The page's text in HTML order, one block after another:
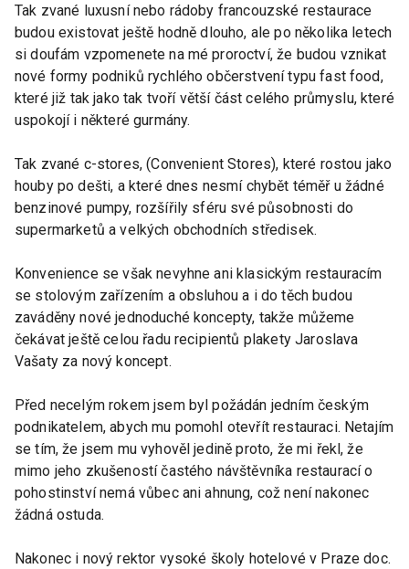
Tak zvané luxusní nebo rádoby francouzské restaurace
budou existovat ještě hodně dlouho, ale po několika letech
si doufám vzpomenete na mé proroctví, že budou vznikat
nové formy podniků rychlého občerstvení typu fast food,
které již tak jako tak tvoří větší část celého průmyslu, které
uspokojí i některé gurmány.
Tak zvané c-stores, (Convenient Stores), které rostou jako
houby po dešti, a které dnes nesmí chybět téměř u žádné
benzinové pumpy, rozšířily sféru své působnosti do
supermarketů a velkých obchodních středisek.
Konvenience se však nevyhne ani klasickým restauracím
se stolovým zařízením a obsluhou a i do těch budou
zaváděny nové jednoduché koncepty, takže můžeme
čekávat ještě celou řadu recipientů plakety Jaroslava
Vašaty za nový koncept.
Před necelým rokem jsem byl požádán jedním českým
podnikatelem, abych mu pomohl otevřít restauraci. Netajím
se tím, že jsem mu vyhověl jedině proto, že mi řekl, že
mimo jeho zkušeností častého návštěvníka restaurací o
pohostinství nemá vůbec ani ahnung, což není nakonec
žádná ostuda.
Nakonec i nový rektor vysoké školy hotelové v Praze doc.